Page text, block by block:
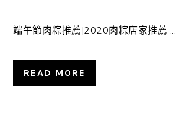
端午節肉粽推薦|2020肉粽店家推薦 ...
READ MORE